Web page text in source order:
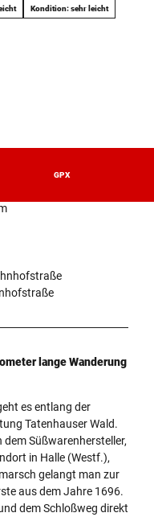
Kondition: sehr leicht
GPX
lange Wanderung
es entlang der
Tatenhauser Wald.
Süßwarenhersteller,
in Halle (Westf.),
gelangt man zur
aus dem Jahre 1696.
dem Schloßweg direkt